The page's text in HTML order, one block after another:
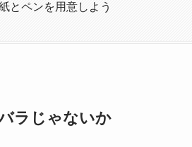
とペンを用意しよう
ラじゃないか